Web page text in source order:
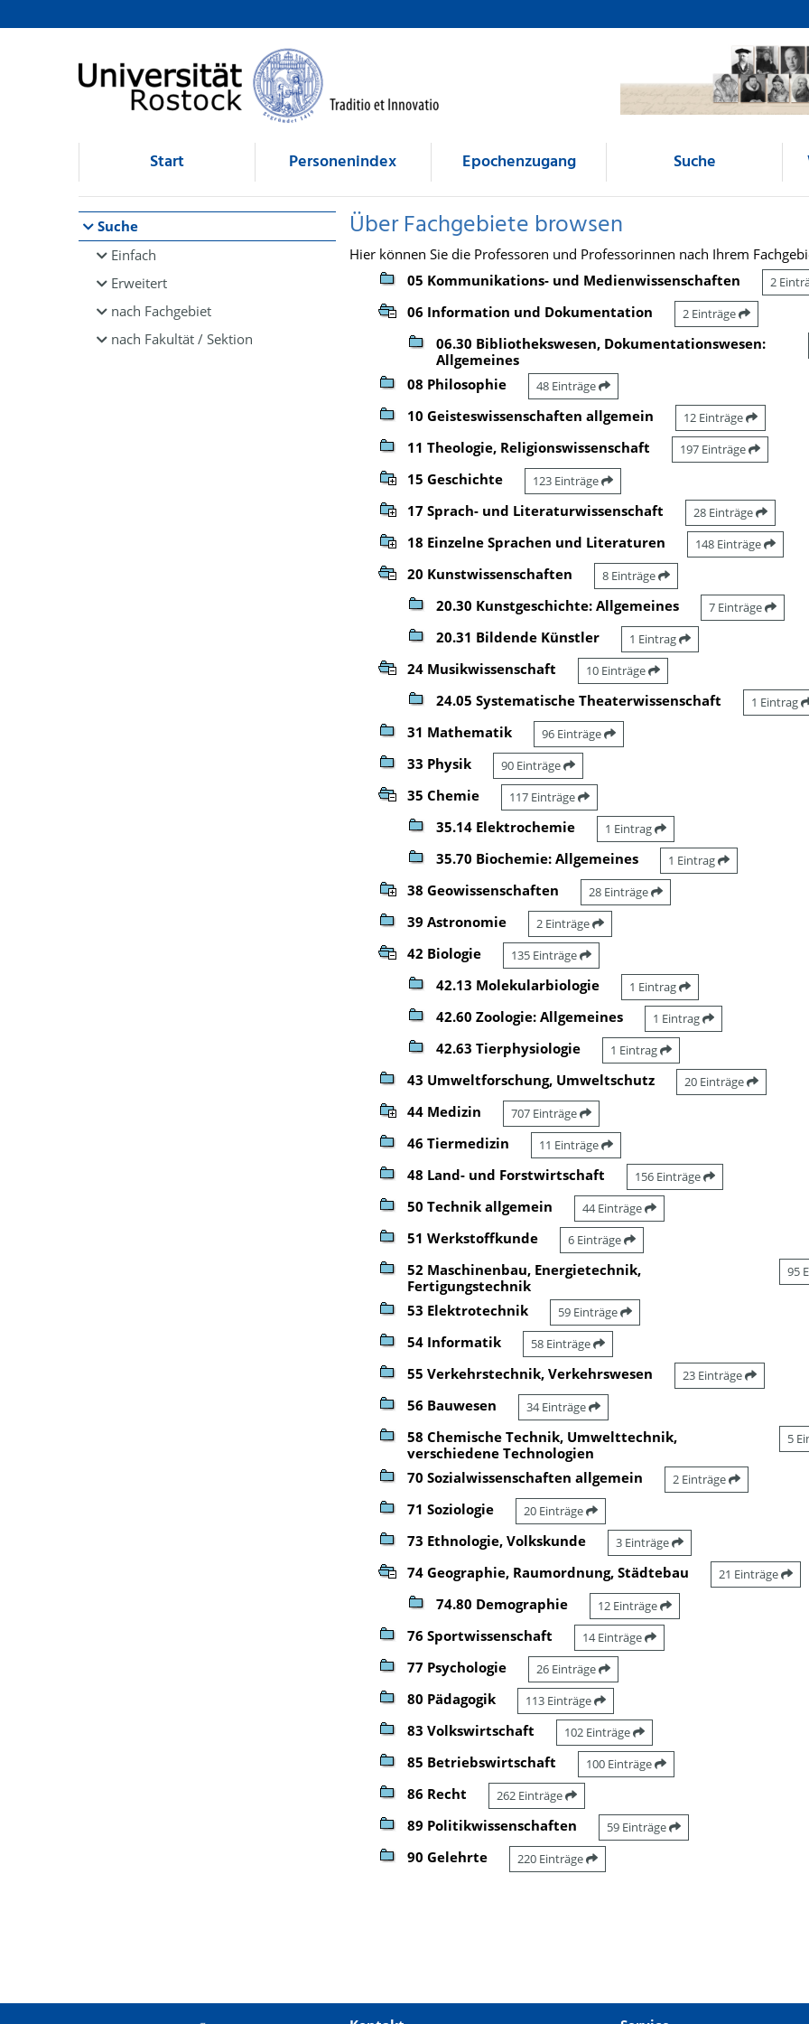
Browsen
direkt zum Inhalt
Start Personenindex Epochenzugang Suche
Suche
Einfach
Erweitert
nach Fachgebiet
nach Fakultät / Sektion
Über Fachgebiete browsen
Hier können Sie die Professoren und Professorinnen nach Ihrem
05 Kommunikations- und Medienwissenschaften
2
06 Information und Dokumentation 2 Einträge
06.30 Bibliothekswesen, Dokumentationswesen:
Allgemeines
08 Philosophie 48 Einträge
10 Geisteswissenschaften allgemein 12 Einträge
11 Theologie, Religionswissenschaft 197 Einträge
15 Geschichte 123 Einträge
17 Sprach- und Literaturwissenschaft 28 Einträge
18 Einzelne Sprachen und Literaturen 148 Einträge
20 Kunstwissenschaften 8 Einträge
20.30 Kunstgeschichte: Allgemeines 7 Einträge
20.31 Bildende Künstler 1 Eintrag
24 Musikwissenschaft 10 Einträge
24.05 Systematische Theaterwissenschaft 1 Eintrag
31 Mathematik 96 Einträge
33 Physik 90 Einträge
35 Chemie 117 Einträge
35.14 Elektrochemie 1 Eintrag
35.70 Biochemie: Allgemeines 1 Eintrag
38 Geowissenschaften 28 Einträge
39 Astronomie 2 Einträge
42 Biologie 135 Einträge
42.13 Molekularbiologie 1 Eintrag
42.60 Zoologie: Allgemeines 1 Eintrag
42.63 Tierphysiologie 1 Eintrag
43 Umweltforschung, Umweltschutz 20 Einträge
44 Medizin 707 Einträge
46 Tiermedizin 11 Einträge
48 Land- und Forstwirtschaft 156 Einträge
50 Technik allgemein 44 Einträge
51 Werkstoffkunde 6 Einträge
52 Maschinenbau, Energietechnik,
Fertigungstechnik
95
53 Elektrotechnik 59 Einträge
54 Informatik 58 Einträge
55 Verkehrstechnik, Verkehrswesen 23 Einträge
56 Bauwesen 34 Einträge
58 Chemische Technik, Umwelttechnik,
verschiedene Technologien
5
70 Sozialwissenschaften allgemein 2 Einträge
71 Soziologie 20 Einträge
73 Ethnologie, Volkskunde 3 Einträge
74 Geographie, Raumordnung, Städtebau 21 Einträge
74.80 Demographie 12 Einträge
76 Sportwissenschaft 14 Einträge
77 Psychologie 26 Einträge
80 Pädagogik 113 Einträge
83 Volkswirtschaft 102 Einträge
85 Betriebswirtschaft 100 Einträge
86 Recht 262 Einträge
89 Politikwissenschaften 59 Einträge
90 Gelehrte 220 Einträge